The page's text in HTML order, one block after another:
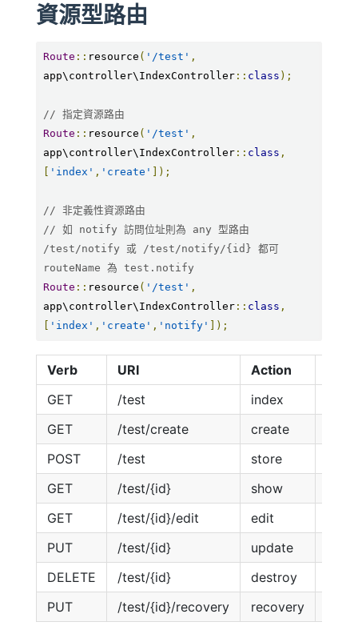
資源型路由
Route :: resource ( '/test' ,
app\controller\IndexController:: class );
// 指定資源路由
Route :: resource ( '/test' ,
app\controller\IndexController:: class ,
'index' , 'create' ]);
// 非定義性資源路由
// 如 notify 訪問位址則為 any 型路由
/test/notify 或 /test/notify/{id} 都可
routeName 為 test.notify
Route :: resource ( '/test' ,
app\controller\IndexController:: class ,
'index' , 'create' , 'notify' ]);
Verb URI Action
GET
/test index
GET
/test/create create
POST
/test store
GET
/test/{id} show
GET
/test/{id}/edit edit
PUT
/test/{id} update
DELETE
/test/{id} destroy
PUT
/test/{id}/recovery recovery